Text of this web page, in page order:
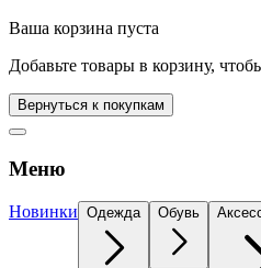
Ваша корзина пуста
Добавьте товары в корзину,
Вернуться к покупкам
Меню
Новинки Одежда Обувь